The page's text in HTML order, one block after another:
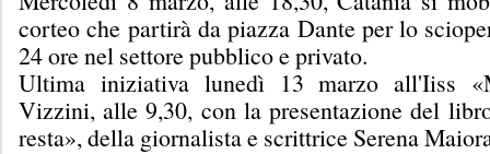
corteo che partirà da piazza Dante per lo
24 ore nel settore pubblico e privato.
Ultima iniziativa lunedì 13 marzo all'Iiss
Vizzini, alle 9,30, con la presentazione del
resta», della giornalista e scrittrice Serena